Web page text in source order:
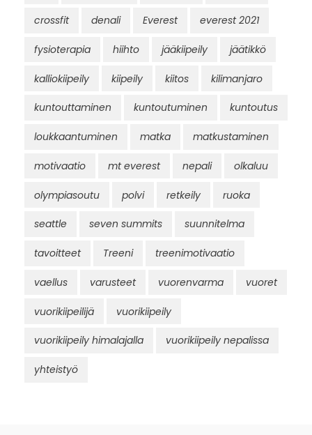
crossfit denali Everest everest 2021
fysioterapia hiihto jääkiipeily jäätikkö
kalliokiipeily kiipeily kiitos kilimanjaro
kuntouttaminen kuntoutuminen kuntoutus
loukkaantuminen matka matkustaminen
motivaatio mt everest nepali olkaluu
olympiasoutu polvi retkeily ruoka
seattle seven summits suunnitelma
tavoitteet Treeni treenimotivaatio
vaellus varusteet vuorenvarma vuoret
vuorikiipeilijä vuorikiipeily
vuorikiipeily himalajalla vuorikiipeily nepalissa
yhteistyö